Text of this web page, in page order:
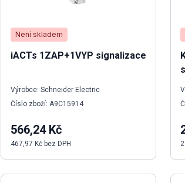
Není skladem
iACTs 1ZAP+1VYP signalizace
Výrobce: Schneider Electric
Číslo zboží: A9C15914
566,24 Kč
467,97 Kč bez DPH